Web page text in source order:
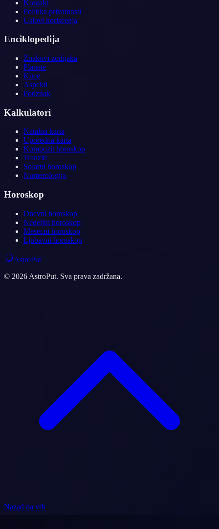
Kontakt
Politika privatnosti
Uslovi koriscenja
Enciklopedija
Znakovi zodijaka
Planete
Kuce
Aspekti
Podznak
Kalkulatori
Natalna karta
Uporedna karta
Kompozit horoskop
Tranziti
Solarni horoskop
Numerologija
Horoskop
Dnevni horoskop
Nedeljni horoskop
Mesecni horoskop
Ljubavni horoskop
AstroPut
© 2026 AstroPut. Sva prava zadržana.
Nazad na vrh